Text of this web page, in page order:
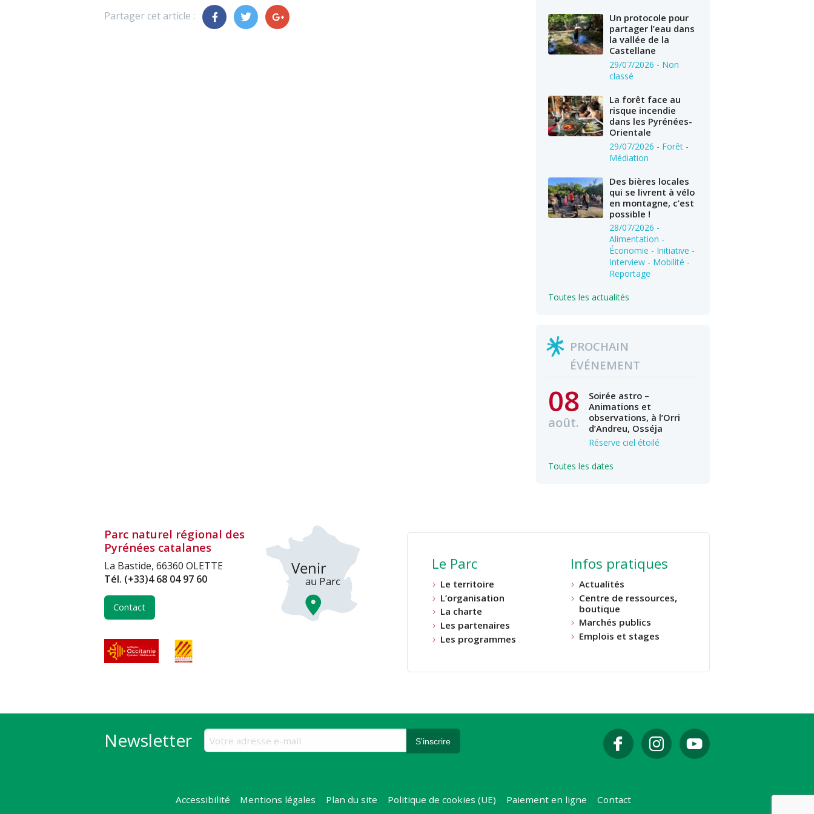
Partager cet article :
Un protocole pour
partager l’eau dans
la vallée de la
Castellane
29/07/2026 - Non
classé
La forêt face au
risque incendie
dans les Pyrénées-
Orientale
29/07/2026 - Forêt -
Médiation
Des bières locales
qui se livrent à vélo
en montagne, c’est
possible !
28/07/2026 -
Alimentation -
Économie - Initiative -
Interview - Mobilité -
Reportage
Toutes les actualités
PROCHAIN
ÉVÉNEMENT
08
août.
Soirée astro –
Animations et
observations, à l’Orri
d’Andreu, Osséja
Réserve ciel étoilé
Toutes les dates
Parc naturel régional des
Pyrénées catalanes
La Bastide, 66360 OLETTE
Tél. (+33)4 68 04 97 60
Contact
Le Parc
Le territoire
L’organisation
La charte
Les partenaires
Les programmes
Infos pratiques
Actualités
Centre de ressources,
boutique
Marchés publics
Emplois et stages
Newsletter
Accessibilité Mentions légales Plan du site Politique de cookies (UE) Paiement en ligne Contact